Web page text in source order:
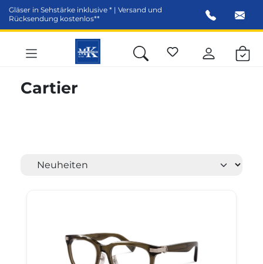
springen
Gläser in Sehstärke inklusive * | Versand und
Rücksendung kostenlos**
Cartier